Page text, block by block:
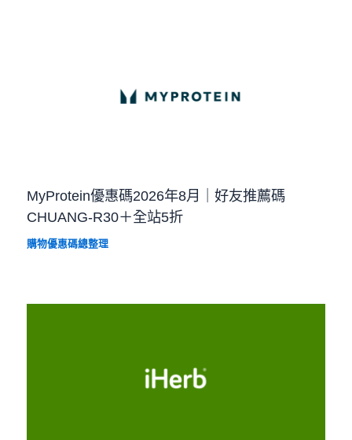
MyProtein優惠碼2026年8月｜好友推薦碼
CHUANG-R30＋全站5折
購物優惠碼總整理